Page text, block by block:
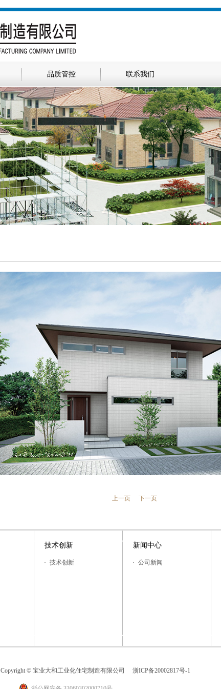
品质管控 联系我们
上一页 下一页
技术创新
技术创新
新闻中心
公司新闻
Copyright © 宝业大和工业化住宅制造有限公司 浙ICP备20002817号-1